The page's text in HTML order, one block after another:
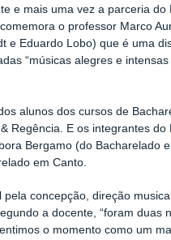
e mais uma vez a parceria do
o professor Marco
e Eduardo Lobo) que é uma
“músicas alegres e
alunos dos cursos de
Regência. E os integrantes do
Bergamo (do Bacharelado
em Canto.
concepção, direção
a docente, “foram duas
o momento como um